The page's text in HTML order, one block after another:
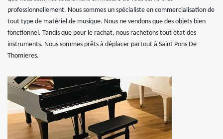
professionnellement. Nous sommes un spécialiste en commercialisation de
tout type de matériel de musique. Nous ne vendons que des objets bien
fonctionnel. Tandis que pour le rachat, nous rachetons tout état des
instruments. Nous sommes prêts à déplacer partout à Saint Pons De
Thomieres.